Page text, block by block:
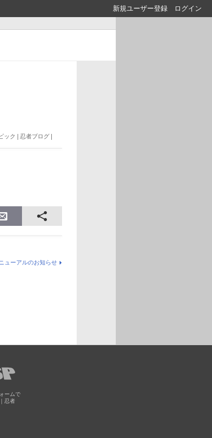
新規ユーザー登録 ログイン
ック | 忍者ブログ |
ューアルのお知らせ
ームで
忍者